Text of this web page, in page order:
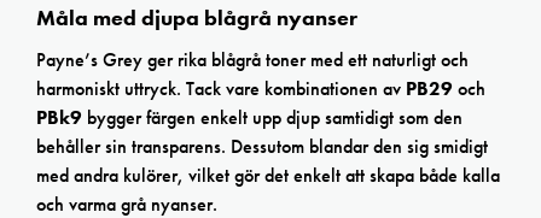
Måla med djupa blågrå nyanser
Payne’s Grey ger rika blågrå toner med ett naturligt och
harmoniskt uttryck. Tack vare kombinationen av PB29och
PBk9 bygger färgen enkelt upp djup samtidigt som den
behåller sin transparens. Dessutom blandar den sig smidigt
med andra kulörer, vilket gör det enkelt att skapa både kalla
och varma grå nyanser.